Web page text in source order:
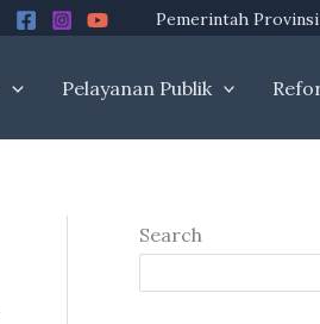
Pemerintah Provinsi
Pelayanan Publik
Search